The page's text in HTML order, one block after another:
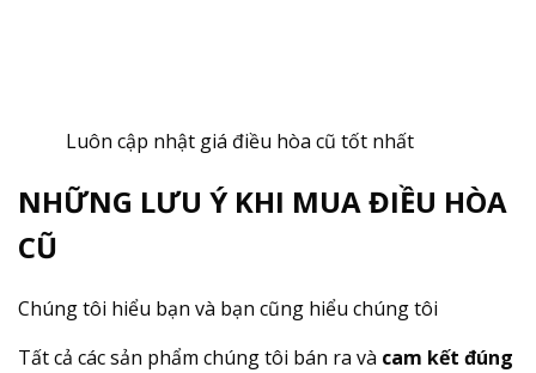
Luôn cập nhật giá điều hòa cũ tốt nhất
NHỮNG LƯU Ý KHI MUA ĐIỀU HÒA
CŨ
Chúng tôi hiểu bạn và bạn cũng hiểu chúng tôi
Tất cả các sản phẩm chúng tôi bán ra và cam kết đúng